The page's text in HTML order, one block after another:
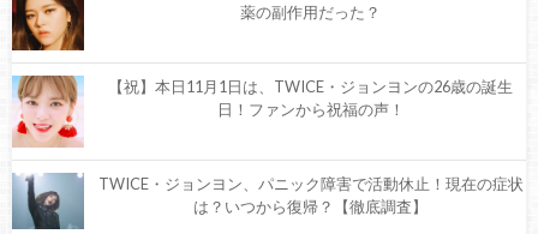
薬の副作用だった？
【祝】本日11月1日は、TWICE・ジョンヨンの26歳の誕生
日！ファンから祝福の声！
TWICE・ジョンヨン、パニック障害で活動休止！現在の症状
は？いつから復帰？【徹底調査】